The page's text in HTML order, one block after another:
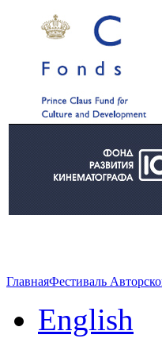
ГлавнаяФестиваль
English